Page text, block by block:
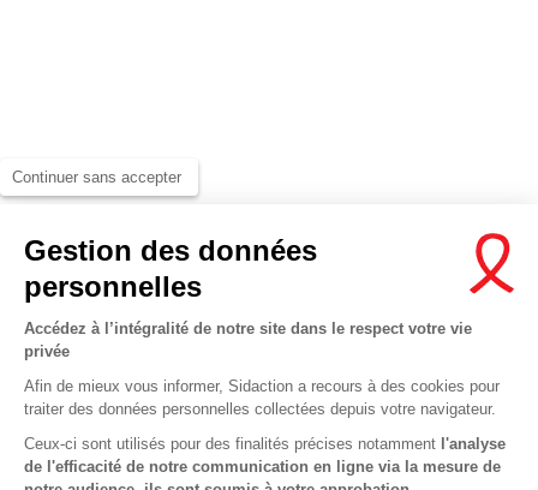
Continuer sans accepter
Gestion des données
personnelles
Accédez à l’intégralité de notre site dans le respect votre vie
privée
Afin de mieux vous informer, Sidaction a recours à des cookies pour
traiter des données personnelles collectées depuis votre navigateur.
Ceux-ci sont utilisés pour des finalités précises notamment l'analyse
de l'efficacité de notre communication en ligne via la mesure de